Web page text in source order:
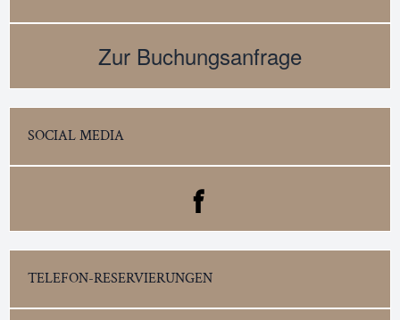
Zur Buchungsanfrage
SOCIAL MEDIA
TELEFON-RESERVIERUNGEN